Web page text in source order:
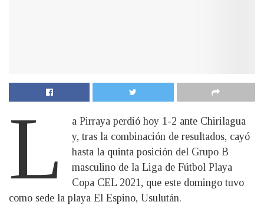
L
a Pirraya perdió hoy 1-2 ante Chirilagua
y, tras la combinación de resultados, cayó
hasta la quinta posición del Grupo B
masculino de la Liga de Fútbol Playa
Copa CEL 2021, que este domingo tuvo
como sede la playa El Espino, Usulután.